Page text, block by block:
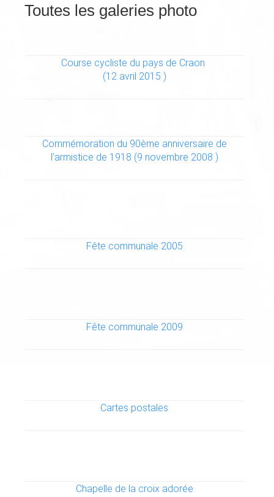
Toutes les galeries photo
Course cycliste du pays de Craon
(12 avril 2015 )
Commémoration du 90ème anniversaire de
l’armistice de 1918 (9 novembre 2008 )
Fête communale 2005
Fête communale 2009
Cartes postales
Chapelle de la croix adorée